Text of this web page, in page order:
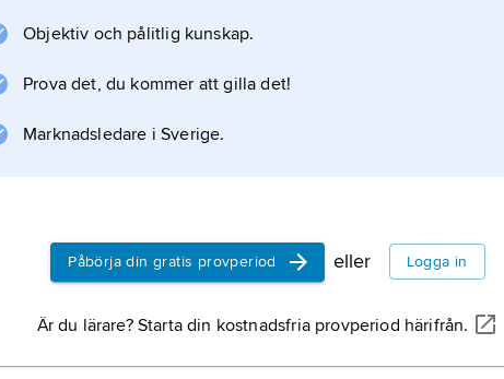
Objektiv och pålitlig kunskap.
Prova det, du kommer att gilla det!
Marknadsledare i Sverige.
Påbörja din gratis provperiod eller Logga in
Är du lärare? Starta din kostnadsfria provperiod härifrån.